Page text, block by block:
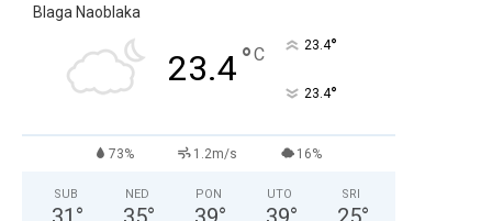
Blaga Naoblaka
23.4°C 23.4°
23.4°
73% 1.2m/s 16%
SUB NED PON UTO SRI